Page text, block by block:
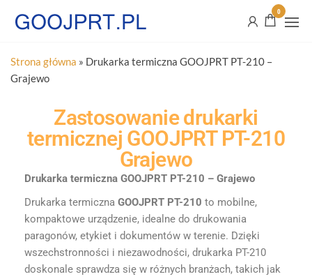
0
Strona główna » Drukarka termiczna GOOJPRT PT-210 –
Grajewo
Zastosowanie drukarki
termicznej GOOJPRT PT-210
Grajewo
Drukarka termiczna GOOJPRT PT-210 – Grajewo
Drukarka termiczna GOOJPRT PT-210 to mobilne,
kompaktowe urządzenie, idealne do drukowania
paragonów, etykiet i dokumentów w terenie. Dzięki
wszechstronności i niezawodności, drukarka PT-210
doskonale sprawdza się w różnych branżach, takich jak